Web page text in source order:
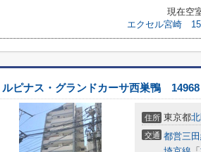
現在空
エクセル宮崎
ルピナス・グランドカーサ西巣鴨 14968
住所 東京都
交通 都営三